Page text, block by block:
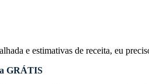
e estimativas de receita, eu
GRÁTIS